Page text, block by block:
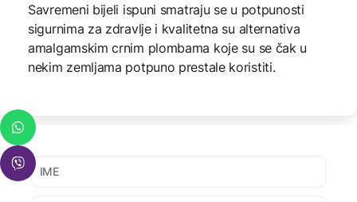
Savremeni bijeli ispuni smatraju se u potpunosti
sigurnima za zdravlje i kvalitetna su alternativa
amalgamskim crnim plombama koje su se čak u
nekim zemljama potpuno prestale koristiti.